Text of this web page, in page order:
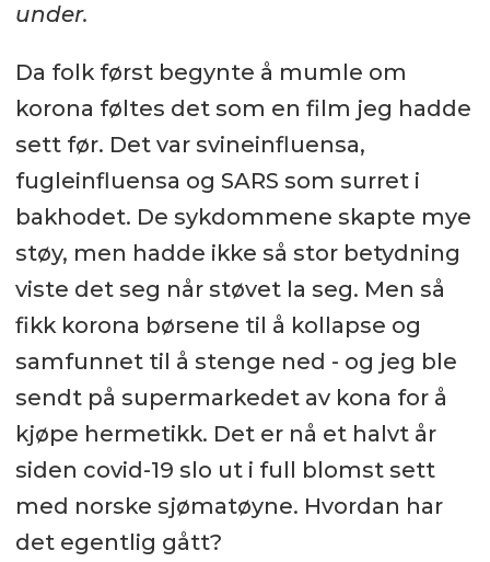
under.
Da folk først begynte å mumle om
korona føltes det som en film jeg hadde
sett før. Det var svineinfluensa,
fugleinfluensa og SARS som surret i
bakhodet. De sykdommene skapte mye
støy, men hadde ikke så stor betydning
viste det seg når støvet la seg. Men så
fikk korona børsene til å kollapse og
samfunnet til å stenge ned - og jeg ble
sendt på supermarkedet av kona for å
kjøpe hermetikk. Det er nå et halvt år
siden covid-19 slo ut i full blomst sett
med norske sjømatøyne. Hvordan har
det egentlig gått?